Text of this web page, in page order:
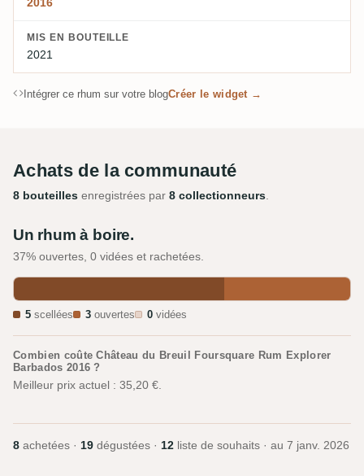
2016
MIS EN BOUTEILLE
2021
Intégrer ce rhum sur votre blogCréer le widget →
Achats de la communauté
8 bouteilles enregistrées par 8 collectionneurs.
Un rhum à boire.
37% ouvertes, 0 vidées et rachetées.
5 scellées 3 ouvertes 0 vidées
Combien coûte Château du Breuil Foursquare Rum Explorer
Barbados 2016 ?
Meilleur prix actuel : 35,20 €.
8 achetées · 19 dégustées · 12 liste de souhaits · au 7 janv. 2026